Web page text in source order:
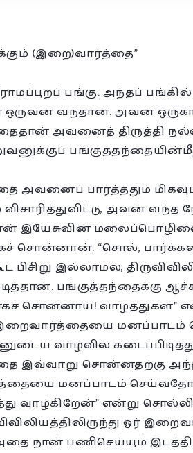
(இறை)வார்த்தை”
பங்கு. அந்தப்
வந்தான். அவன்
அவனைத் திருத்தி
பங்குத்தந்தையின்மீது
அவனைப் பார்த்ததும்
அவன்
நான் இயேசுவின்
சொன்னான். “சொல்,
பிசிறு இல்லாமல்,
பங்குத்தந்தைக்கு
சொன்னாய்! வாழ்த்துகள்”
மனப்பாடம்
வாழ்வில்
இவ்வாறு சொன்னதற்கு
மனப்பாடம்
வாழ்கிறேன்” என்று
ஓர்
நான் பணிசெய்யும்